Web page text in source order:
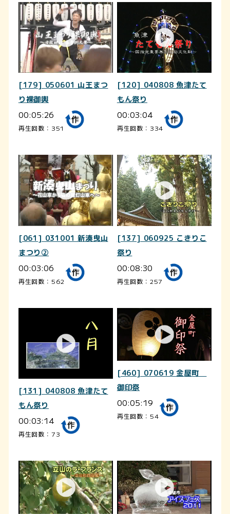
[179] 050601 山王まつ
り裸御輿
00:05:26
再生回数：351
[120] 040808 魚津たて
もん祭り
00:03:04
再生回数：334
[061] 031001 新湊曳山
まつり②
00:03:06
再生回数：562
[137] 060925 こきりこ
祭り
00:08:30
再生回数：257
[131] 040808 魚津たて
もん祭り
00:03:14
再生回数：73
[460] 070619 金屋町
御印祭
00:05:19
再生回数：54